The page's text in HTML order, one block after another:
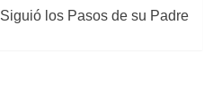
Siguió los Pasos de su Padre